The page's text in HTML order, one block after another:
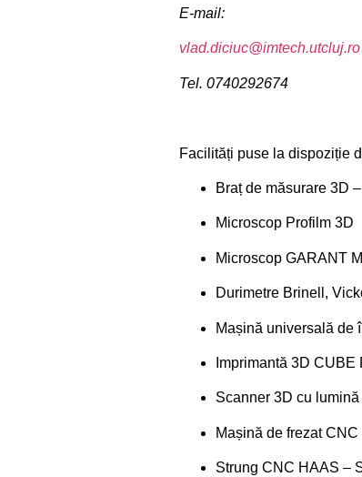
E-mail:
vlad.diciuc@imtech.utcluj.ro
Tel. 0740292674
Facilități puse la dispoziție
Braț de măsurare 3D
Microscop Profilm 3D
Microscop GARANT
Durimetre Brinell,
Mașină universală de
Imprimantă 3D
Scanner 3D cu
Mașină de frezat
Strung CNC HAAS –